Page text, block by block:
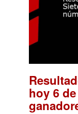
hoy 6